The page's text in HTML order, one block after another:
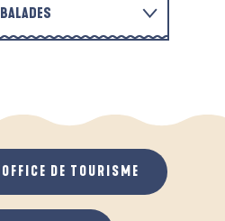
BALADES
QUAND IL PLEUT
AU GRAND AIRDE TOURISME